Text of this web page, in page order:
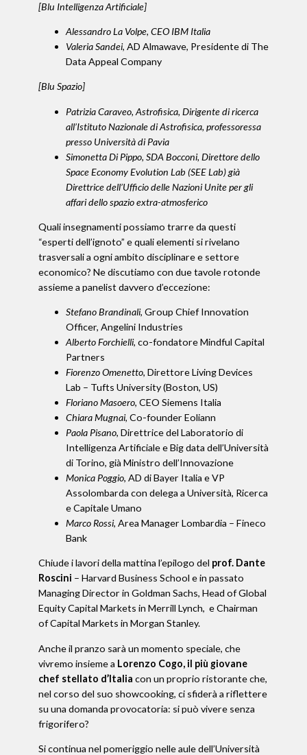
[Blu Intelligenza Artificiale]
Alessandro La Volpe, CEO IBM Italia
Valeria Sandei, AD Almawave, Presidente di The
Data Appeal Company
[Blu Spazio]
Patrizia Caraveo, Astrofisica, Dirigente di ricerca
all’Istituto Nazionale di Astrofisica, professoressa
presso Università di Pavia
Simonetta Di Pippo, SDA Bocconi, Direttore dello
Space Economy Evolution Lab (SEE Lab) già
Direttrice dell’Ufficio delle Nazioni Unite per gli
affari dello spazio extra-atmosferico
Quali insegnamenti possiamo trarre da questi
“esperti dell’ignoto” e quali elementi si rivelano
trasversali a ogni ambito disciplinare e settore
economico? Ne discutiamo con due tavole rotonde
assieme a panelist davvero d’eccezione:
Stefano Brandinali, Group Chief Innovation
Officer, Angelini Industries
Alberto Forchielli, co-fondatore Mindful Capital
Partners
Fiorenzo Omenetto, Direttore Living Devices
Lab – Tufts University (Boston, US)
Floriano Masoero, CEO Siemens Italia
Chiara Mugnai, Co-founder Eoliann
Paola Pisano, Direttrice del Laboratorio di
Intelligenza Artificiale e Big data dell’Università
di Torino, già Ministro dell’Innovazione
Monica Poggio, AD di Bayer Italia e VP
Assolombarda con delega a Università, Ricerca
e Capitale Umano
Marco Rossi, Area Manager Lombardia – Fineco
Bank
Chiude i lavori della mattina l’epilogo del prof. Dante
Roscini – Harvard Business School e in passato
Managing Director in Goldman Sachs, Head of Global
Equity Capital Markets in Merrill Lynch, e Chairman
of Capital Markets in Morgan Stanley.
Anche il pranzo sarà un momento speciale, che
vivremo insieme a Lorenzo Cogo, il più giovane
chef stellato d’Italia con un proprio ristorante che,
nel corso del suo showcooking, ci sfiderà a riflettere
su una domanda provocatoria: si può vivere senza
frigorifero?
Si continua nel pomeriggio nelle aule dell’Università